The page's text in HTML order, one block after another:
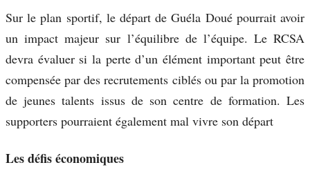
Sur le plan sportif, le départ de Guéla Doué pourrait avoir
un impact majeur sur l’équilibre de l’équipe. Le RCSA
devra évaluer si la perte d’un élément important peut être
compensée par des recrutements ciblés ou par la promotion
de jeunes talents issus de son centre de formation. Les
supporters pourraient également mal vivre son départ
Les défis économiques